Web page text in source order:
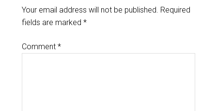
Your email address will not be published. Required
fields are marked *
Comment *